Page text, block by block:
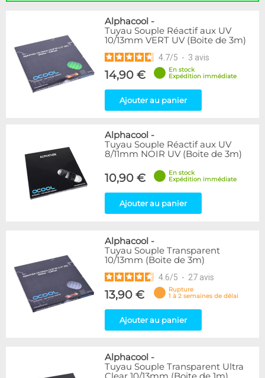
Alphacool -
Tuyau Souple Réactif aux UV
10/13mm VERT UV (Boite de 3m)
4.7/5 - 3 avis
14,90 €
En stock
Expédition immédiate
Ajouter au panier
Alphacool -
Tuyau Souple Réactif aux UV
8/11mm NOIR UV (Boite de 3m)
10,90 €
En stock
Expédition immédiate
Ajouter au panier
Alphacool -
Tuyau Souple Transparent
10/13mm (Boite de 3m)
4.6/5 - 27 avis
13,90 €
Rupture
1 à 2 semaines de délai
Ajouter au panier
Alphacool -
Tuyau Souple Transparent Ultra